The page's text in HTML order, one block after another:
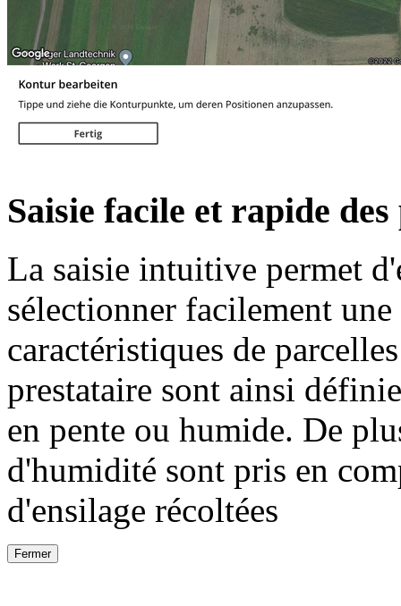
Saisie facile et rapide
La saisie intuitive permet
sélectionner facilement
caractéristiques de
prestataire sont ainsi
en pente ou humide. De
d'humidité sont pris en
d'ensilage récoltées
Fermer